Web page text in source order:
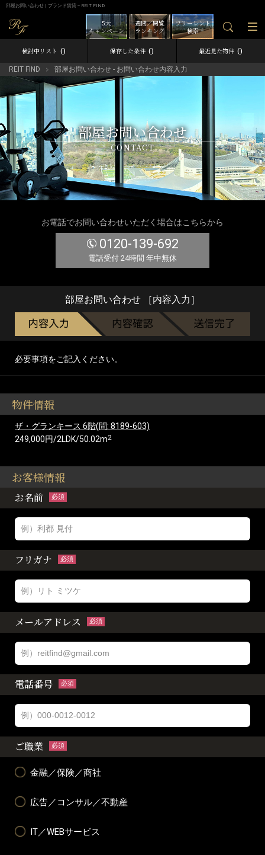
部屋お問い合わせ | ブランド賃貸－REIT FIND
フリーレント
検索
週間／閲覧
ランキング
5大
キャンペーン
検討中リスト 0 保存した条件 0 最近見た物件 0
REIT FIND 部屋お問い合わせ - お問い合わせ内容入力
部屋お問い合わせ
CONTACT
お電話でお問い合わせいただく場合はこちらから
0120-139-692
電話受付 24時間 年中無休
部屋お問い合わせ ［内容入力］
必要事項をご記入ください。
物件情報
ザ・グランキース 6階(問: 8189-603)
249,000円/2LDK/50.02m2
お客様情報
お名前 必須
フリガナ 必須
メールアドレス 必須
電話番号 必須
ご職業 必須
金融／保険／商社
広告／コンサル／不動産
IT／WEBサービス